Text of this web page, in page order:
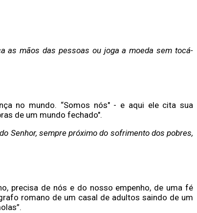
as mãos das pessoas ou joga a moeda sem tocá-
no mundo. “Somos nós" - e aqui ele cita sua
de um mundo fechado".
Senhor, sempre próximo do sofrimento dos pobres,
precisa de nós e do nosso empenho, de uma fé
romano de um casal de adultos saindo de um